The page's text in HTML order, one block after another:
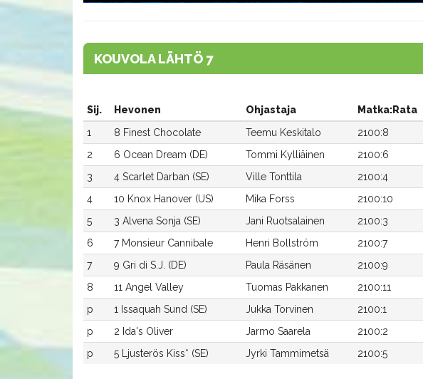
KOUVOLA LÄHTÖ 7
Sij. Hevonen Ohjastaja Matka:Rata
1
8 Finest Chocolate Teemu Keskitalo 2100:8
2
6 Ocean Dream (DE) Tommi Kylliäinen 2100:6
3
4 Scarlet Darban (SE) Ville Tonttila 2100:4
4
10 Knox Hanover (US) Mika Forss 2100:10
5
3 Alvena Sonja (SE) Jani Ruotsalainen 2100:3
6
7 Monsieur Cannibale Henri Bollström 2100:7
7
9 Gri di S.J. (DE) Paula Räsänen 2100:9
8
11 Angel Valley Tuomas Pakkanen 2100:11
p
1 Issaquah Sund (SE) Jukka Torvinen 2100:1
p
2 Ida's Oliver Jarmo Saarela 2100:2
p
5 Ljusterös Kiss* (SE) Jyrki Tammimetsä 2100:5